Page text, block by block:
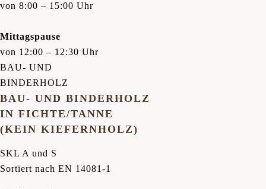
von 8:00 – 15:00 Uhr
Mittagspause
von 12:00 – 12:30 Uhr
BAU- UND
BINDERHOLZ
BAU- UND BINDERHOLZ
IN FICHTE/TANNE
(KEIN KIEFERNHOLZ)
SKL A und S
Sortiert nach EN 14081-1